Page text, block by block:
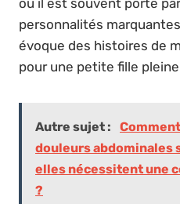
personnalités
évoque des histoires de
pour une petite fille
Autre sujet :
douleurs abdominales
elles nécessitent une
?